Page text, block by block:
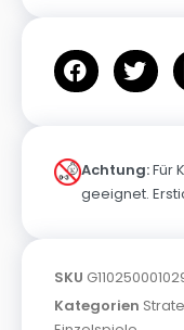
Achtung:Für
geeignet.
SKU
Kategorien